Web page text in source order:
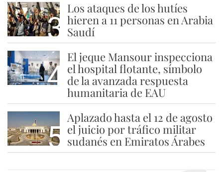
3
Los ataques de los hutíes
hieren a 11 personas en Arabia
Saudí
4
El jeque Mansour inspecciona
el hospital flotante, símbolo
de la avanzada respuesta
humanitaria de EAU
5
Aplazado hasta el 12 de agosto
el juicio por tráfico militar
sudanés en Emiratos Árabes